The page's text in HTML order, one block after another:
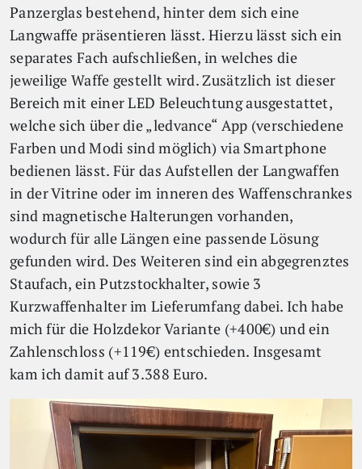
Panzerglas bestehend, hinter dem sich eine
Langwaffe präsentieren lässt. Hierzu lässt sich ein
separates Fach aufschließen, in welches die
jeweilige Waffe gestellt wird. Zusätzlich ist dieser
Bereich mit einer LED Beleuchtung ausgestattet,
welche sich über die „ledvance“ App (verschiedene
Farben und Modi sind möglich) via Smartphone
bedienen lässt. Für das Aufstellen der Langwaffen
in der Vitrine oder im inneren des Waffenschrankes
sind magnetische Halterungen vorhanden,
wodurch für alle Längen eine passende Lösung
gefunden wird. Des Weiteren sind einabgegrenztes
Staufach, ein Putzstockhalter, sowie 3
Kurzwaffenhalter im Lieferumfang dabei. Ich habe
mich für die Holzdekor Variante (+400€) und ein
Zahlenschloss (+119€) entschieden. Insgesamt
kam ich damit auf 3.388 Euro.